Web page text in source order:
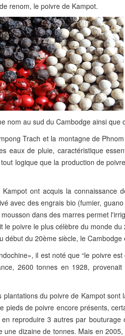
renom, le poivre de Kampot.
nom au sud du Cambodge ainsi que
Trach et la montagne de
eaux de pluie, caractéristique
logique que la production de
ont acquis la connaissance
avec des engrais bio (fumier,
dans des marres permet
le poivre le plus célèbre du monde du
du 20ème siècle, le
il est noté que “le poivre
2600 tonnes en 1928,
du poivre de Kampot
pieds de poivre encore présents,
reproduire 3 autres par
dizaine de tonnes. Mais en